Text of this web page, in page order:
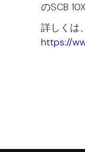
のSCB
詳しくは
https://